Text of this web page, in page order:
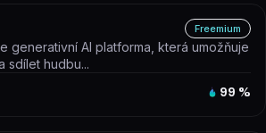
Freemium
generativní AI platforma, která umožňuje
sdílet hudbu...
99 %